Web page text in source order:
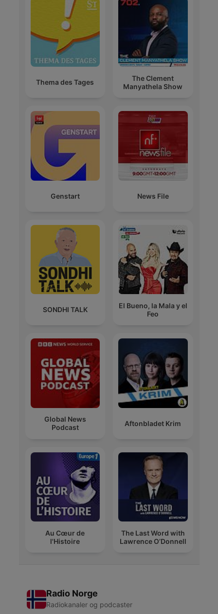
Thema des Tages
The Clement
Manyathela Show
Genstart News File
SONDHI TALK
El Bueno, la Mala y el
Feo
Global News
Podcast
Aftonbladet Krim
Au Cœur de
l'Histoire
The Last Word with
Lawrence O’Donnell
Radio Norge
Radiokanaler og podcaster